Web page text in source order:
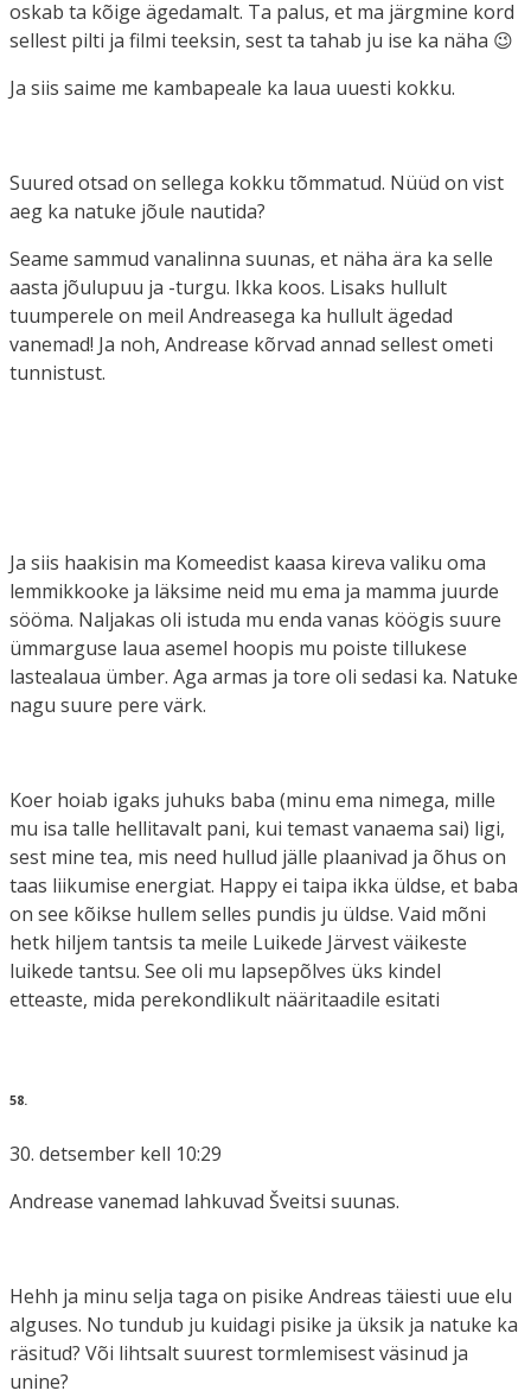
oskab ta kõige ägedamalt. Ta palus, et ma järgmine kord
sellest pilti ja filmi teeksin, sest ta tahab ju ise ka näha 😉
Ja siis saime me kambapeale ka laua uuesti kokku.
Suured otsad on sellega kokku tõmmatud. Nüüd on vist
aeg ka natuke jõule nautida?
Seame sammud vanalinna suunas, et näha ära ka selle
aasta jõulupuu ja -turgu. Ikka koos. Lisaks hullult
tuumperele on meil Andreasega ka hullult ägedad
vanemad! Ja noh, Andrease kõrvad annad sellest ometi
tunnistust.
Ja siis haakisin ma Komeedist kaasa kireva valiku oma
lemmikkooke ja läksime neid mu ema ja mamma juurde
sööma. Naljakas oli istuda mu enda vanas köögis suure
ümmarguse laua asemel hoopis mu poiste tillukese
lastealaua ümber. Aga armas ja tore oli sedasi ka. Natuke
nagu suure pere värk.
Koer hoiab igaks juhuks baba (minu ema nimega, mille
mu isa talle hellitavalt pani, kui temast vanaema sai) ligi,
sest mine tea, mis need hullud jälle plaanivad ja õhus on
taas liikumise energiat. Happy ei taipa ikka üldse, et baba
on see kõikse hullem selles pundis ju üldse. Vaid mõni
hetk hiljem tantsis ta meile Luikede Järvest väikeste
luikede tantsu. See oli mu lapsepõlves üks kindel
etteaste, mida perekondlikult nääritaadile esitati
58.
30. detsember kell 10:29
Andrease vanemad lahkuvad Šveitsi suunas.
Hehh ja minu selja taga on pisike Andreas täiesti uue elu
alguses. No tundub ju kuidagi pisike ja üksik ja natuke ka
räsitud? Või lihtsalt suurest tormlemisest väsinud ja
unine?